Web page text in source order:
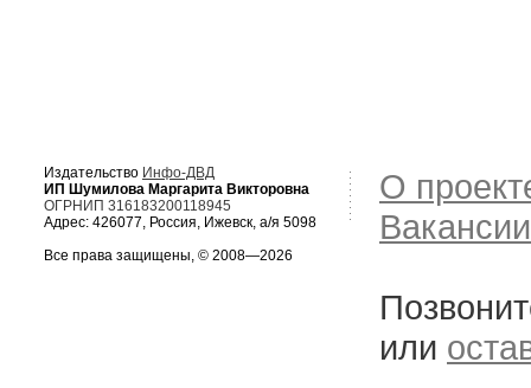
Издательство Инфо-ДВД
ИП Шумилова Маргарита Викторовна
ОГРНИП 316183200118945
Адрес: 426077, Россия, Ижевск, а/я 5098
Все права защищены, © 2008—2026
О
Вакансии
или